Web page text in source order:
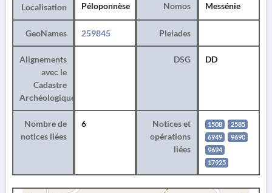
Localisation Péloponnèse Nomos Messénie
GeoNames 259845 Pleiades
Alignements
avec le
Cadastre
Archéologique
DSG DD
Nombre de
notices liées
6
Notices et
opérations
liées
1508
2585
6949
9690
9694
17925